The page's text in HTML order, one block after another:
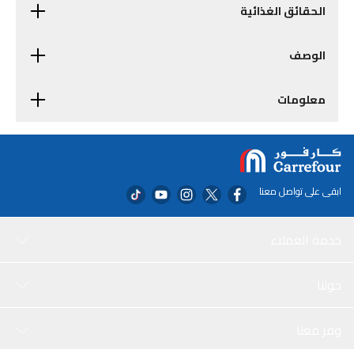
الحقائق الغذائية
الوصف
معلومات
ابقى على تواصل معنا